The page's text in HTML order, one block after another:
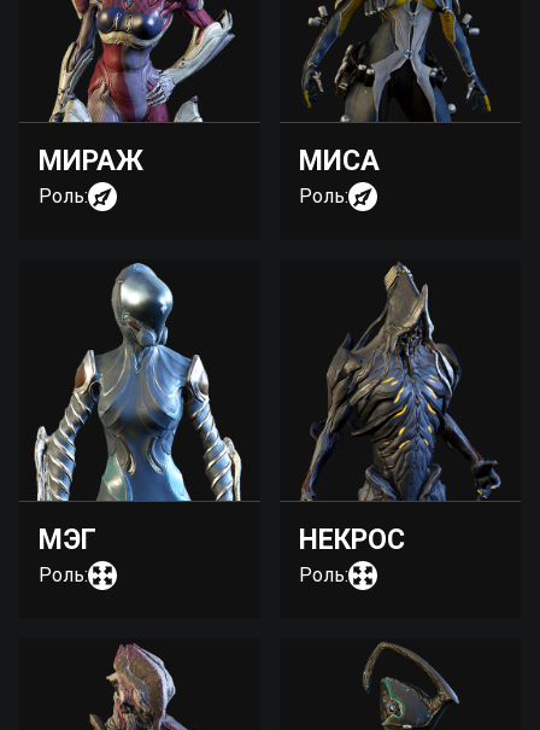
МИРАЖ
Роль:
МИСА
Роль:
МЭГ
Роль:
НЕКРОС
Роль: